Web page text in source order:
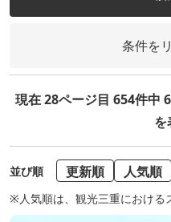
条件を
現在 28ページ目 654件中
を
並び順 更新順 人気順
※人気順は、観光三重における